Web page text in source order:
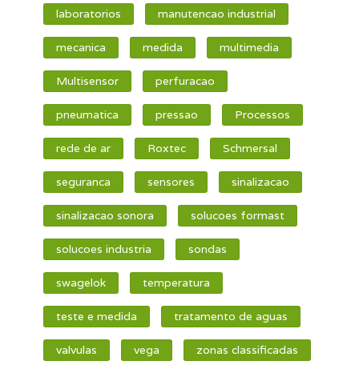
laboratorios manutencao industrial
mecanica medida multimedia
Multisensor perfuracao
pneumatica pressao Processos
rede de ar Roxtec Schmersal
seguranca sensores sinalizacao
sinalizacao sonora solucoes formast
solucoes industria sondas
swagelok temperatura
teste e medida tratamento de aguas
valvulas vega zonas classificadas